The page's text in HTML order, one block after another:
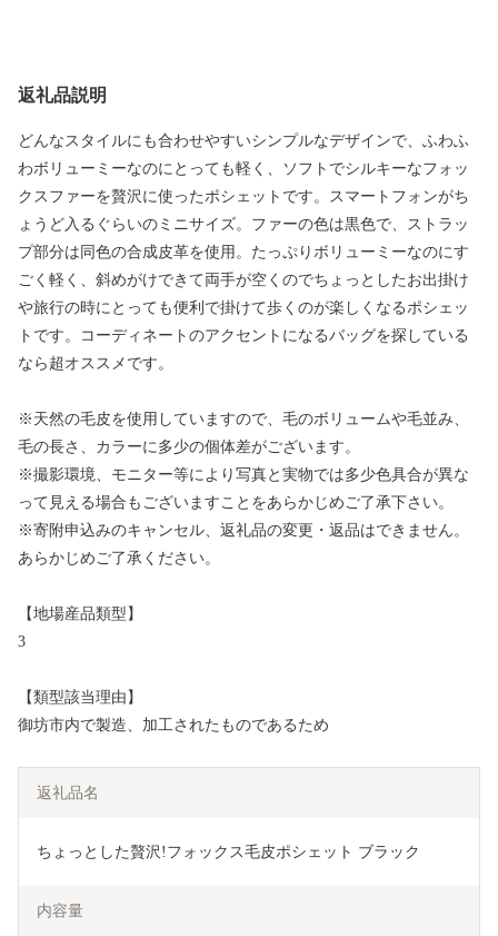
返礼品説明
どんなスタイルにも合わせやすいシンプルなデザインで、ふわふ
わボリューミーなのにとっても軽く、ソフトでシルキーなフォッ
クスファーを贅沢に使ったポシェットです。スマートフォンがち
ょうど入るぐらいのミニサイズ。ファーの色は黒色で、ストラッ
プ部分は同色の合成皮革を使用。たっぷりボリューミーなのにす
ごく軽く、斜めがけできて両手が空くのでちょっとしたお出掛け
や旅行の時にとっても便利で掛けて歩くのが楽しくなるポシェッ
トです。コーディネートのアクセントになるバッグを探している
なら超オススメです。
※天然の毛皮を使用していますので、毛のボリュームや毛並み、
毛の長さ、カラーに多少の個体差がございます。
※撮影環境、モニター等により写真と実物では多少色具合が異な
って見える場合もございますことをあらかじめご了承下さい。
※寄附申込みのキャンセル、返礼品の変更・返品はできません。
あらかじめご了承ください。
【地場産品類型】
3
【類型該当理由】
御坊市内で製造、加工されたものであるため
返礼品名
ちょっとした贅沢!フォックス毛皮ポシェット ブラック
内容量